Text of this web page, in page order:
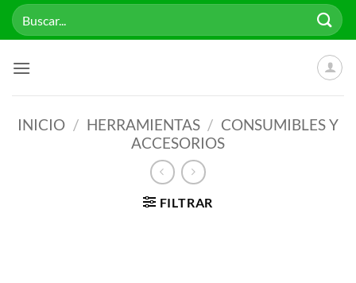
Saltar
Buscar
por:
INICIO / HERRAMIENTAS / CONSUMIBLES Y
ACCESORIOS
FILTRAR